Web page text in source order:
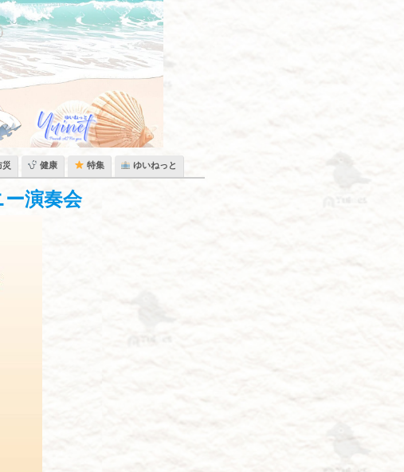
災 健康 特集 ゆいねっと
演奏会